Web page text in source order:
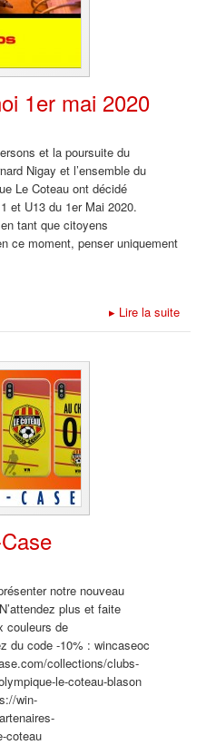
1er mai 2020
et la poursuite du
Nigay et l’ensemble du
Le Coteau ont décidé
et U13 du 1er Mai 2020.
tant que citoyens
ce moment, penser uniquement
▸ Lire la suite
notre nouveau
plus et faite
couleurs de
-10% : wincaseoc
collections/clubs-
le-coteau-blason
win-
coteau